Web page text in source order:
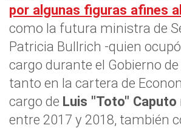
por algunas figuras afines
como la futura ministra de
Patricia Bullrich -quien
cargo durante el Gobierno de
tanto en la cartera de
cargo de Luis "Toto" Caputo
entre 2017 y 2018, también